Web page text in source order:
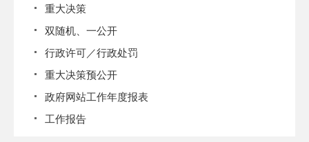
重大决策
双随机、一公开
行政许可／行政处罚
重大决策预公开
政府网站工作年度报表
工作报告